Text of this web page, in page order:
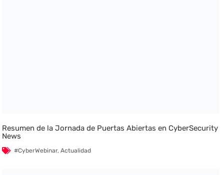
Resumen de la Jornada de Puertas Abiertas en CyberSecurity
News
#CyberWebinar,Actualidad